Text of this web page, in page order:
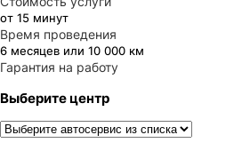
от 15 минут
Время проведения
6 месяцев или 10 000 км
Гарантия на работу
Выберите центр